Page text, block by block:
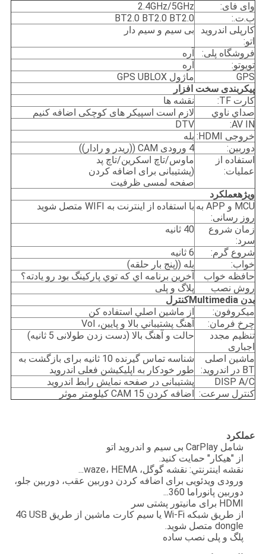
وای فای:
2.4GHz/5GHz
ب.ت.:
BT2.0 BT2.0 BT2.0
کارپلی اندروید
اتو:
بی سیم و سیم دار
فروشگاه پلی:
آره
تويوتو:
آره
GPS
ماژول GPS UBLOX
پیکربندی سخت افزار
کارت TF:
نقشه ها
صداي ناوي
لازم است اسپیکر های کوچکی اضافه کنیم
AV IN:
DTV
خروجی HDMI:
بله
دوربین:
4 ورودی CAM ((ریدر و رادار))
استفاده از
عملیات:
ماوس/تاچ اسکرین/تاچ پد
(پشتیبانی برای اضافه کردن
صفحه لمسی ظرفیت
ویژهعملکرد
MCU و APP به
روز رسانی:
با استفاده از اینترنت به WIFI متصل شوید
زمان شروع
سرد:
40 ثانیه
شروع گرم:
6 ثانیه
خواب:
بله ((پنج بار حلقه)
حافظه خواب
آخرين برنامه اي که توي پارکينگ بود رو يادته؟
روش نصب
پلاگ و پلی
بدن M ultimedia
کنترل
میکروفون:
از ماشين اصلي استفاده کن
چرخ فرمان:
آهنگ پشتيباني بالا و پايين، Vol
تنظیم مجدد
اجباری
حالت و آهنگ بالا (دست زدن طولانی 5 ثانیه)
ماشین اصلی
BT در اندروید:
شناسه تماس گیرنده 10 ثانیه برای بازگشت به
طور خودکار به اپلیکیشن فعلی اندروید
DISP A/C
پشتیبانی در صفحه نمایش رابط اندروید
کنترل سرعت:
اضافه کردن CAM 15 کیلومتر موثر
عملکرد
شامل CarPlay بی سیم و اندروید اتو
از "هيکار" حمايت کنيد.
نقشه اينترنتي: نقشه گوگل، waze، HEMA...
ورودی ویدئویی برای اضافه کردن دوربین عقب، دوربین جلو،
دوربین پانوراما 360...
HDMI برای مانیتور پشتی سر
از طریق شبکه Wi-Fi یا سیم کارت ماشین از طریق 4G USB
dongle متصل شوید.
پلگ و پلی نصب ساده